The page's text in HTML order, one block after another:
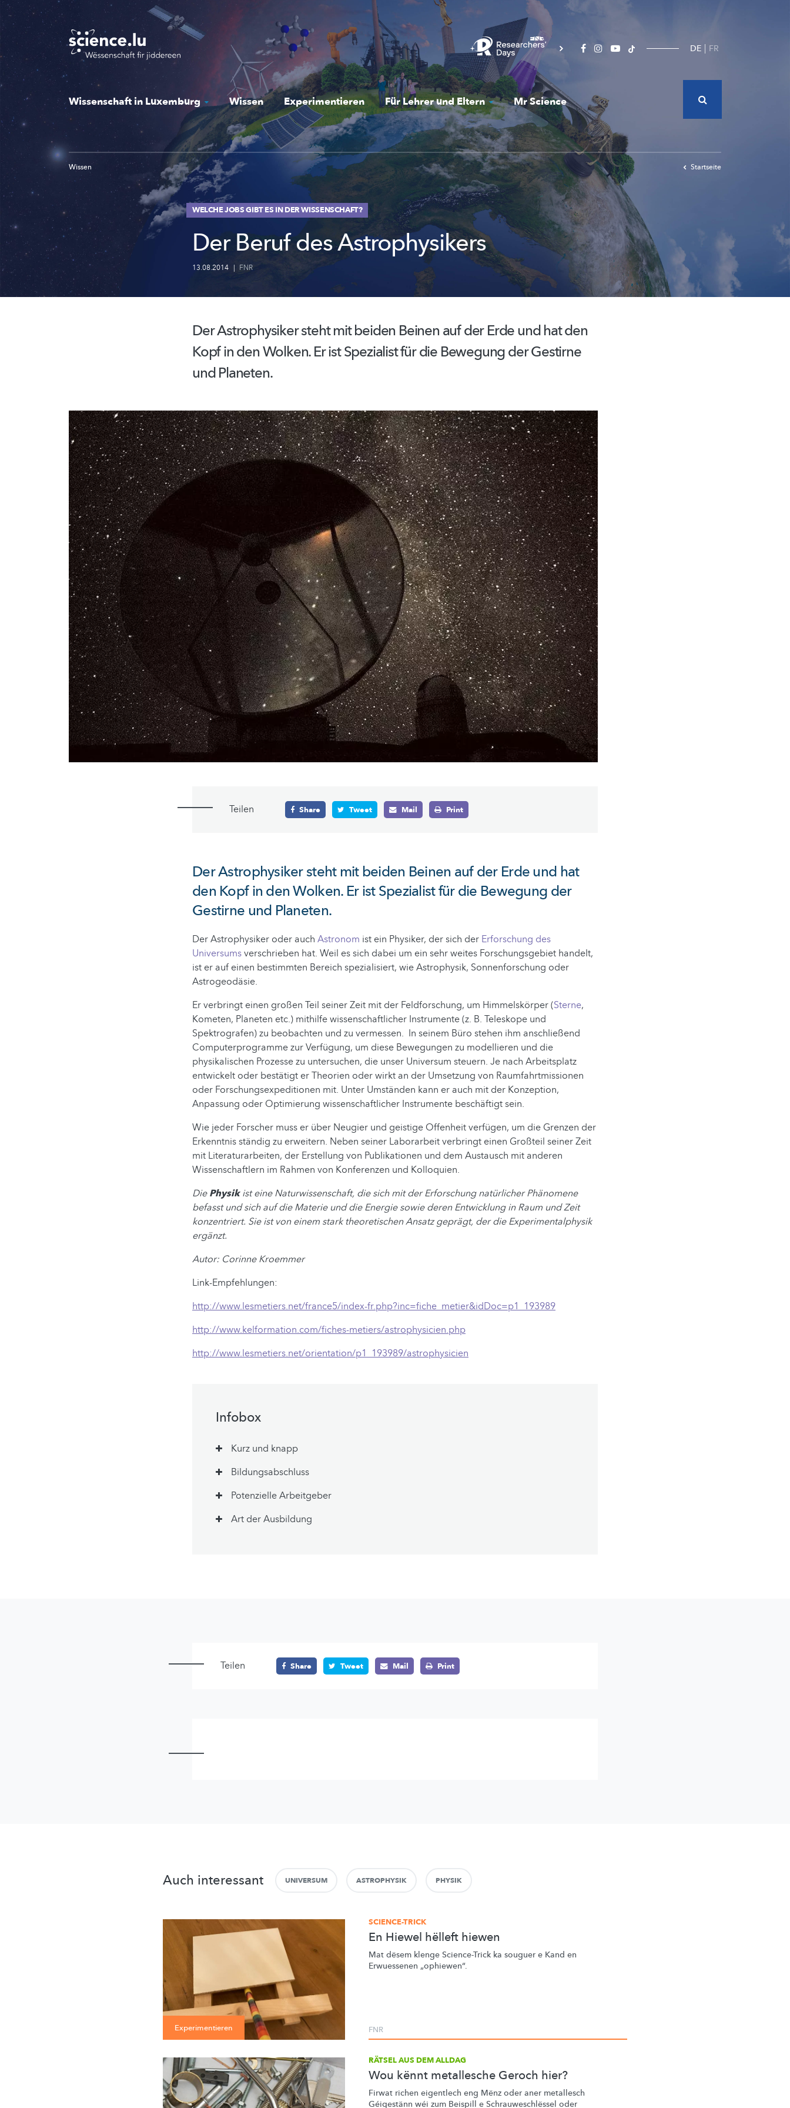
Skip
to
main
content
DE FR
Wissenschaft in Luxemburg Wissen Experimentieren Für Lehrer und Eltern Mr Science
Wissen Startseite
WELCHE JOBS GIBT ES IN DER WISSENSCHAFT?
Der Beruf des Astrophysikers
13.08.2014 | FNR
Der Astrophysiker steht mit beiden Beinen auf der Erde und hat den
Kopf in den Wolken. Er ist Spezialist für die Bewegung der Gestirne
und Planeten.
Teilen Share Tweet Mail Print
Der Astrophysiker steht mit beiden Beinen auf der Erde und hat
den Kopf in den Wolken. Er ist Spezialist für die Bewegung der
Gestirne und Planeten.
Der Astrophysiker oder auch Astronom ist ein Physiker, der sich der Erforschung des
Universumsverschrieben hat. Weil es sich dabei um ein sehr weites Forschungsgebiet handelt,
ist er auf einen bestimmten Bereich spezialisiert, wie Astrophysik, Sonnenforschung oder
Astrogeodäsie.
Er verbringt einen großen Teil seiner Zeit mit der Feldforschung, um Himmelskörper (Sterne,
Kometen, Planeten etc.) mithilfe wissenschaftlicher Instrumente (z. B. Teleskope und
Spektrografen) zu beobachten und zu vermessen. In seinem Büro stehen ihm anschließend
Computerprogramme zur Verfügung, um diese Bewegungen zu modellieren und die
physikalischen Prozesse zu untersuchen, die unser Universum steuern. Je nach Arbeitsplatz
entwickelt oder bestätigt er Theorien oder wirkt an der Umsetzung von Raumfahrtmissionen
oder Forschungsexpeditionen mit. Unter Umständen kann er auch mit der Konzeption,
Anpassung oder Optimierung wissenschaftlicher Instrumente beschäftigt sein.
Wie jeder Forscher muss er über Neugier und geistige Offenheit verfügen, um die Grenzen der
Erkenntnis ständig zu erweitern. Neben seiner Laborarbeit verbringt einen Großteil seiner Zeit
mit Literaturarbeiten, der Erstellung von Publikationen und dem Austausch mit anderen
Wissenschaftlern im Rahmen von Konferenzen und Kolloquien.
DiePhysikist eine Naturwissenschaft, die sich mit der Erforschung natürlicher Phänomene
befasst und sich auf die Materie und die Energie sowie deren Entwicklung in Raum und Zeit
konzentriert. Sie ist von einem stark theoretischen Ansatz geprägt, der die Experimentalphysik
ergänzt.
Autor: Corinne Kroemmer
Link-Empfehlungen:
http://www.lesmetiers.net/france5/index-fr.php?inc=fiche_metier&idDoc=p1_193989
http://www.kelformation.com/fiches-metiers/astrophysicien.php
http://www.lesmetiers.net/orientation/p1_193989/astrophysicien
Infobox
Kurz und knapp
Bildungsabschluss
Potenzielle Arbeitgeber
Art der Ausbildung
Teilen Share Tweet Mail Print
Auch interessant UNIVERSUM ASTROPHYSIK PHYSIK
Experimentieren
SCIENCE-TRICK
En Hiewel hëlleft hiewen
Mat dësem klenge Science-Trick ka souguer e Kand en
Erwuessenen „ophiewen“.
FNR
RÄTSEL AUS DEM ALLDAG
Wou kënnt metallesche Geroch hier?
Firwat richen eigentlech eng Mënz oder aner metallesch
Géigestänn wéi zum Beispill e Schrauweschlëssel oder